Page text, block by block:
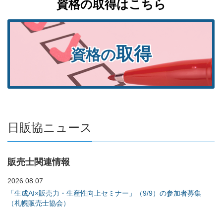
資格の取得はこちら
資格の取得
日販協ニュース
販売士関連情報
2026.08.07
「生成AI×販売力・生産性向上セミナー」（9/9）の参加者募集
（札幌販売士協会）